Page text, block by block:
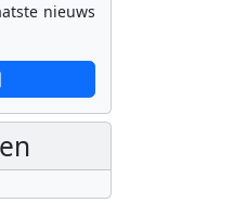
nieuws